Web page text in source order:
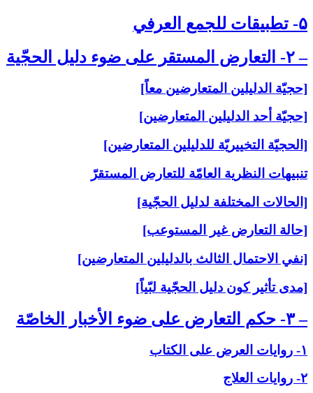
۵- تطبيقات للجمع العرفي‏
– ۲- التعارض المستقر على‏ ضوء دليل الحجّية
[حجيّة الدليلين المتعارضين معاً]
[حجيّة أحد الدليلين المتعارضين]
[الحجيّة التخييريّة للدليلين المتعارضين]
تنبيهات النظرية العامّة للتعارض المستقرّ
[الحالات المختلفة لدليل الحجّية]
[حالة التعارض غير المستوعب]
[نفي الاحتمال الثالث بالدليلين المتعارضين]
[مدى تأثير كون دليل الحجّية لبّياً]
– ۳- حكم التعارض على‏ ضوء الأخبار الخاصّة
۱- روايات العرض على‏ الكتاب
۲- روايات العلاج‏